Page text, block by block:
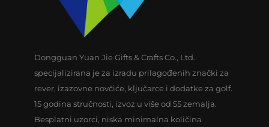
Dongguan Yuan Jie Gifts & Crafts Co., Ltd.
specijalizirana je za izradu prilagođenih znački za
rever, izazovne novčiće, ključarce i dodatke za golf.
15 godina stručnosti, izvoz u više od 55 zemalja.
Besplatni uzorci, niska minimalna količina